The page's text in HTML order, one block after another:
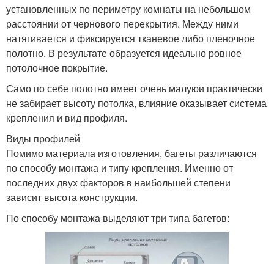
установленных по периметру комнаты на небольшом
расстоянии от чернового перекрытия. Между ними
натягивается и фиксируется тканевое либо пленочное
полотно. В результате образуется идеально ровное
потолочное покрытие.
Само по себе полотно имеет очень малуюи практически
не забирает высоту потолка, влияние оказывает система
крепления и вид профиля.
Виды профилей
Помимо материала изготовления, багеты различаются
по способу монтажа и типу крепления. Именно от
последних двух факторов в наибольшей степени
зависит высота конструкции.
По способу монтажа выделяют три типа багетов: